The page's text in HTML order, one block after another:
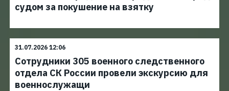
судом за покушение на взятку
31.07.2026 12:06
Сотрудники 305 военного следственного
отдела СК России провели экскурсию для
военнослужащи